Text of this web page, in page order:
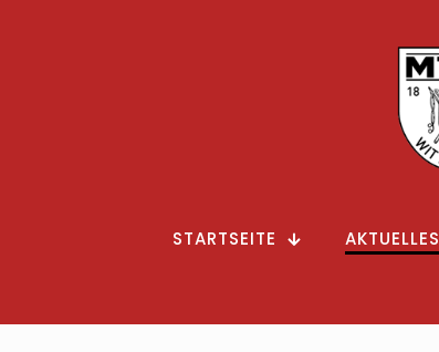
STARTSEITE AKTUELLES